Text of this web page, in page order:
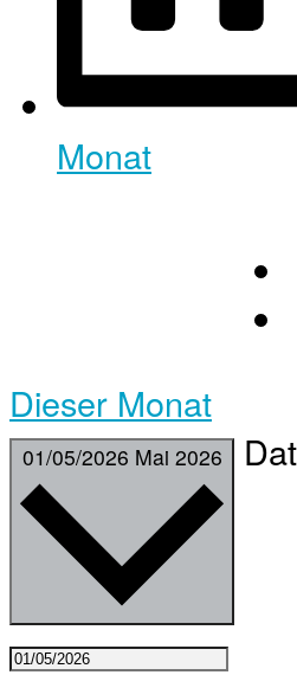
Monat
Dieser Monat
01/05/2026 Mai 2026